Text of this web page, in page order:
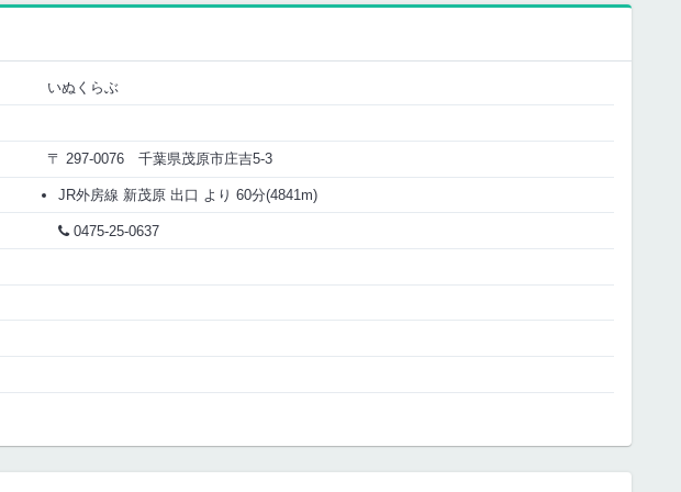
いぬくらぶ
〒 297-0076 千葉県茂原市庄吉5-3
JR外房線 新茂原 出口 より 60分(4841m)
0475-25-0637